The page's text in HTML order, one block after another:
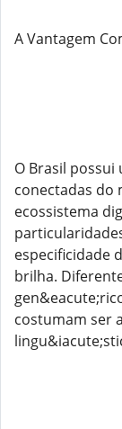
A Vantagem
O Brasil
conectadas do
ecossistema
especificidade
brilha.
costumam ser